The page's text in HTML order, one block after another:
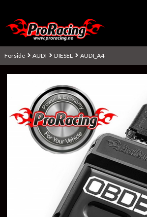
innholdet
Forside AUDI DIESEL AUDI_A4